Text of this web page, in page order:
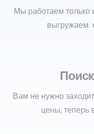
Мы работаем
выгружаем
Вам не нужно
цены, теперь